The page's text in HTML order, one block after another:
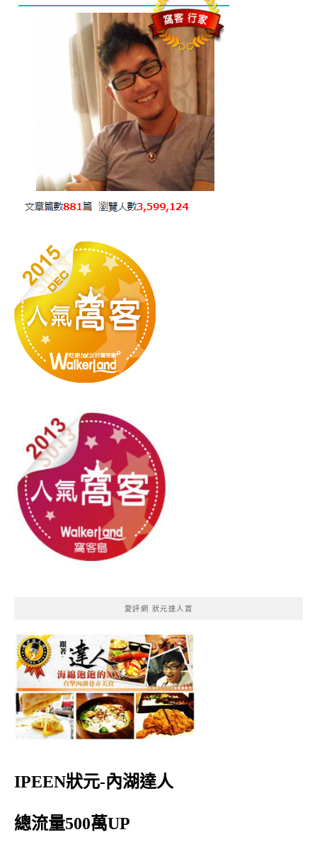
愛評網 狀元達人賞
IPEEN狀元-內湖達人
總流量500萬UP